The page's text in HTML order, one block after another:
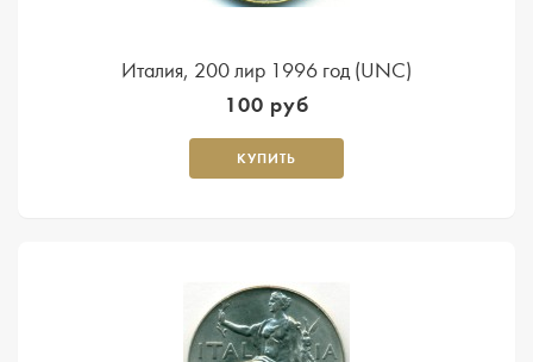
Италия, 200 лир 1996 год (UNC)
100 руб
КУПИТЬ